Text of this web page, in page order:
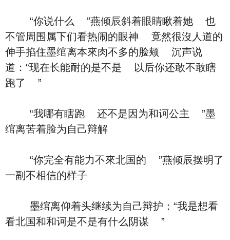
“你说什么 ”燕倾辰斜着眼睛瞅着她 也
不管周围属下们看热闹的眼神 竟然很沒人道的
伸手掐住墨绾离本來肉不多的脸颊 沉声说
道：“现在长能耐的是不是 以后你还敢不敢瞎
跑了 ”
“我哪有瞎跑 还不是因为和诃公主 ”墨
绾离苦着脸为自己辩解
“你完全有能力不來北国的 ”燕倾辰摆明了
一副不相信的样子
墨绾离仰着头继续为自己辩护：“我是想看
看北国和和诃是不是有什么阴谋 ”